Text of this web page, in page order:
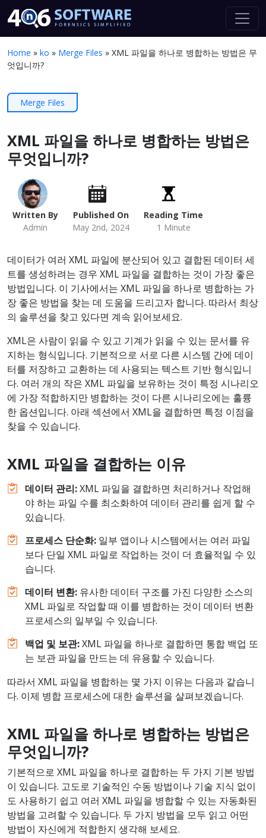
Home » ko » Merge Files » XML 파일을 하나로 병합하는 방법은 무
엇입니까?
Merge Files
XML 파일을 하나로 병합하는 방법은
무엇입니까?
Written By
Admin
Published On
May 2nd, 2024
Reading Time
1 Minute
데이터가 여러 XML 파일에 분산되어 있고 결합된 데이터 세
트를 생성하려는 경우 XML 파일을 결합하는 것이 가장 좋은
방법입니다. 이 기사에서는 XML 파일을 하나로 병합하는 가
장 좋은 방법을 찾는 데 도움을 드리고자 합니다. 따라서 최상
의 솔루션을 찾고 있다면 계속 읽어보세요.
XML은 사람이 읽을 수 있고 기계가 읽을 수 있는 문서를 유
지하는 형식입니다. 기본적으로 서로 다른 시스템 간에 데이
터를 저장하고 교환하는 데 사용되는 텍스트 기반 형식입니
다. 여러 개의 작은 XML 파일을 보유하는 것이 특정 시나리오
에 가장 적합하지만 병합하는 것이 다른 시나리오에는 훌륭
한 옵션입니다. 아래 섹션에서 XML을 결합하면 특정 이점을
찾을 수 있습니다.
XML 파일을 결합하는 이유
데이터 관리:XML 파일을 결합하면 처리하거나 작업해
야 하는 파일 수를 최소화하여 데이터 관리를 쉽게 할 수
있습니다.
프로세스 단순화: 일부 앱이나 시스템에서는 여러 파일
보다 단일 XML 파일로 작업하는 것이 더 효율적일 수 있
습니다.
데이터 변환: 유사한 데이터 구조를 가진 다양한 소스의
XML 파일로 작업할 때 이를 병합하는 것이 데이터 변환
프로세스의 일부일 수 있습니다.
백업 및 보관:XML 파일을 하나로 결합하면 통합 백업 또
는 보관 파일을 만드는 데 유용할 수 있습니다.
따라서 XML 파일을 병합하는 몇 가지 이유는 다음과 같습니
다. 이제 병합 프로세스에 대한 솔루션을 살펴보겠습니다.
XML 파일을 하나로 병합하는 방법은
무엇입니까?
기본적으로 XML 파일을 하나로 결합하는 두 가지 기본 방법
이 있습니다. 고도로 기술적인 수동 방법이나 기술 지식 없이
도 사용하기 쉽고 여러 XML 파일을 병합할 수 있는 자동화된
방법을 고려할 수 있습니다. 두 가지 방법을 모두 읽고 어떤
방법이 자신에게 적합한지 생각해 보세요.